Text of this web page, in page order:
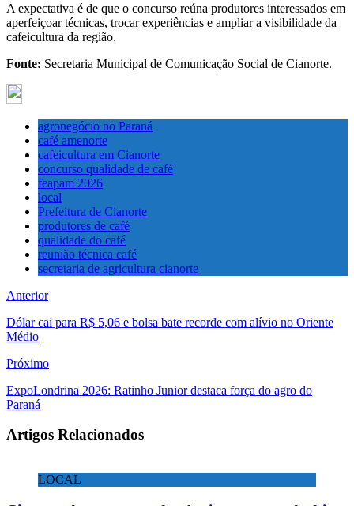
A expectativa é de que o concurso reúna produtores interessados em
aperfeiçoar técnicas, trocar experiências e ampliar a visibilidade da
cafeicultura da região.
Fonte: Secretaria Municipal de Comunicação Social de Cianorte.
agronegócio no Paraná
café amenorte
cafeicultura em Cianorte
concurso qualidade de café
feapam 2026
local
Prefeitura de Cianorte
produtores de café
qualidade do café
reunião técnica café
secretaria de agricultura cianorte
Anterior
Dólar cai para R$ 5,06 e bolsa bate recorde com alívio no Oriente
Médio
Próximo
ExpoLondrina 2026: Ratinho Junior destaca força do agro do
Paraná
Artigos Relacionados
LOCAL